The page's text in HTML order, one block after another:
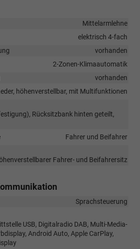
Mittelarmlehne
elektrisch 4-fach
vorhanden
2-Zonen-Klimaautomatik
vorhanden
höhenverstellbar, mit Multifunktionen
Rücksitzbank hinten geteilt,
Fahrer und Beifahrer
Fahrer- und Beifahrersitz
Sprachsteuerung
USB, Digitalradio DAB, Multi-Media-
Android Auto, Apple CarPlay,